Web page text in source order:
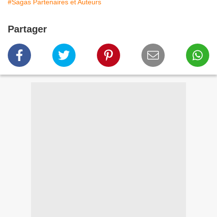
#Sagas Partenaires et Auteurs
Partager